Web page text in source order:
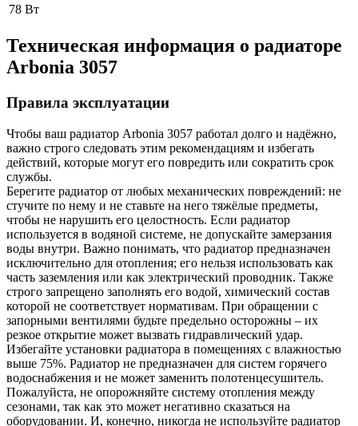
78 Вт
Техническая информация о радиаторе
Arbonia 3057
Правила эксплуатации
Чтобы ваш радиатор Arbonia 3057 работал долго и надёжно,
важно строго следовать этим рекомендациям и избегать
действий, которые могут его повредить или сократить срок
службы.
Берегите радиатор от любых механических повреждений: не
стучите по нему и не ставьте на него тяжёлые предметы,
чтобы не нарушить его целостность. Если радиатор
используется в водяной системе, не допускайте замерзания
воды внутри. Важно понимать, что радиатор предназначен
исключительно для отопления; его нельзя использовать как
часть заземления или как электрический проводник. Также
строго запрещено заполнять его водой, химический состав
которой не соответствует нормативам. При обращении с
запорными вентилями будьте предельно осторожны – их
резкое открытие может вызвать гидравлический удар.
Избегайте установки радиатора в помещениях с влажностью
выше 75%. Радиатор не предназначен для систем горячего
водоснабжения и не может заменить полотенцесушитель.
Пожалуйста, не опорожняйте систему отопления между
сезонами, так как это может негативно сказаться на
оборудовании. И, конечно, никогда не используйте радиатор